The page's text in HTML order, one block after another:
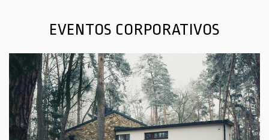
EVENTOS CORPORATIVOS